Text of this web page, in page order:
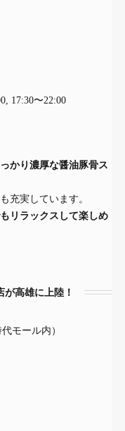
17:30〜22:00
っかり濃厚な醤油豚骨ス
充実しています。
リラックスして楽しめ
高雄に上陸！
モール内）